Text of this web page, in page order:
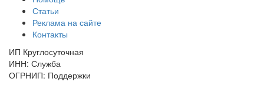
Статьи
Реклама на сайте
Контакты
ИП Круглосуточная
ИНН: Служба
ОГРНИП: Поддержки